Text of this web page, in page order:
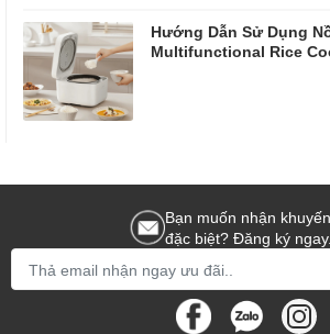
Hướng Dẫn Sử Dụng
Multifunctional Rice
Bạn muốn nhận
đặc biệt? Đăng ký ngay.